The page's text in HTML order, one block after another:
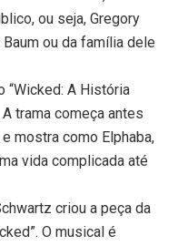
ou seja, Gregory
ou da família dele
“Wicked: A História
trama começa antes
mostra como Elphaba,
vida complicada até
criou a peça da
O musical é